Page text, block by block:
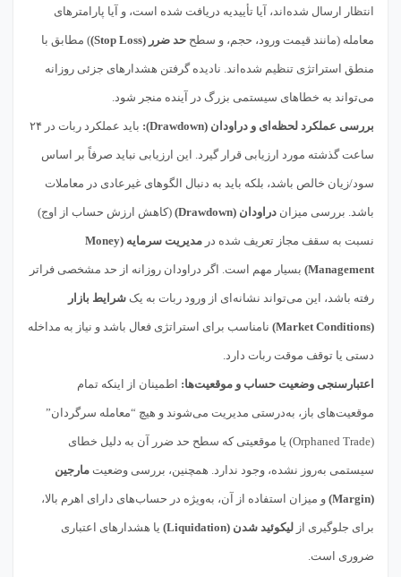
انتظار ارسال شده‌اند، آیا تأییدیه دریافت شده است، و آیا پارامترهای
معامله (مانند قیمت ورود، حجم، و سطح حد ضرر (Stop Loss) ) مطابق با
منطق استراتژی تنظیم شده‌اند. نادیده گرفتن هشدارهای جزئی روزانه
می‌تواند به خطاهای سیستمی بزرگ در آینده منجر شود.
بررسی عملکرد لحظه‌ای و دراودان (Drawdown): باید عملکرد ربات در ۲۴
ساعت گذشته مورد ارزیابی قرار گیرد. این ارزیابی نباید صرفاً بر اساس
سود/زیان خالص باشد، بلکه باید به دنبال الگوهای غیرعادی در معاملات
باشد. بررسی میزان دراودان (Drawdown) (کاهش ارزش حساب از اوج)
نسبت به سقف مجاز تعریف شده در مدیریت سرمایه (Money
Management) بسیار مهم است. اگر دراودان روزانه از حد مشخصی فراتر
رفته باشد، این می‌تواند نشانه‌ای از ورود ربات به یک شرایط بازار
(Market Conditions) نامناسب برای استراتژی فعال باشد و نیاز به مداخله
دستی یا توقف موقت ربات دارد.
اعتبارسنجی وضعیت حساب و موقعیت‌ها: اطمینان از اینکه تمام
موقعیت‌های باز، به‌درستی مدیریت می‌شوند و هیچ “معامله سرگردان”
(Orphaned Trade) یا موقعیتی که سطح حد ضرر آن به دلیل خطای
سیستمی به‌روز نشده، وجود ندارد. همچنین، بررسی وضعیت مارجین
(Margin) و میزان استفاده از آن، به‌ویژه در حساب‌های دارای اهرم بالا،
برای جلوگیری از لیکوئید شدن (Liquidation) یا هشدارهای اعتباری
ضروری است.